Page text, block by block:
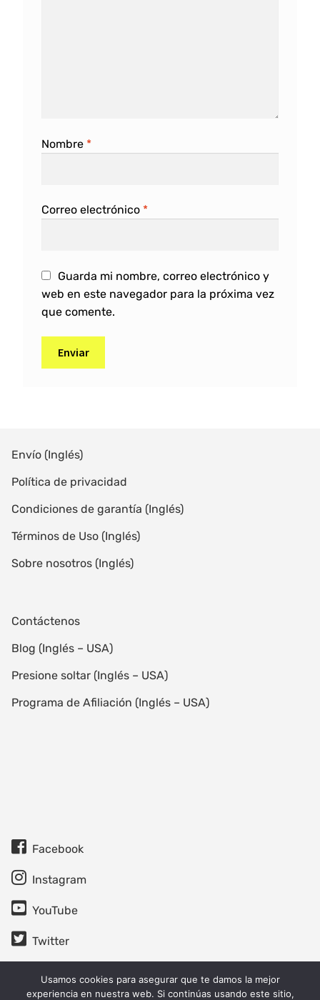
Nombre *
Correo electrónico *
Guarda mi nombre, correo electrónico y
web en este navegador para la próxima vez
que comente.
r
a
t
v
Envío (Inglés)
Política de privacidad
Condiciones de garantía (Inglés)
Términos de Uso (Inglés)
Sobre nosotros (Inglés)
Contáctenos
Blog (Inglés – USA)
Presione soltar (Inglés – USA)
Programa de Afiliación (Inglés – USA)
Facebook
Instagram
YouTube
Twitter
Usamos cookies para asegurar que te damos la mejor
experiencia en nuestra web. Si continúas usando este sitio,